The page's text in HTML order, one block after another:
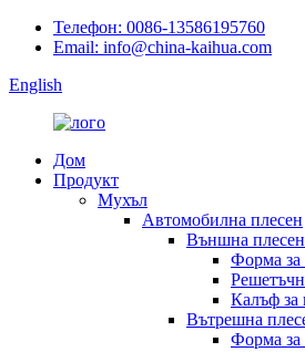
Телефон: 0086-13586195760
Email: info@china-kaihua.com
English
Дом
Продукт
Мухъл
Автомобилна плесен
Външна плесен
Форма за
Калъф за
Вътрешна
Форма за